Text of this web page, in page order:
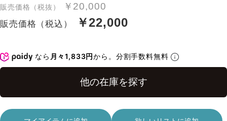
販売価格（税抜） ￥20,000
販売価格（税込） ￥22,000
なら 月々1,833円から。分割手数料無料